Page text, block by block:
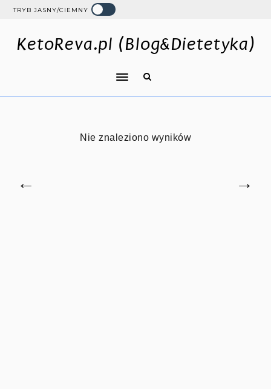
TRYB JASNY/CIEMNY
KetoReva.pl (Blog&Dietetyka)
Nie znaleziono wyników
← →